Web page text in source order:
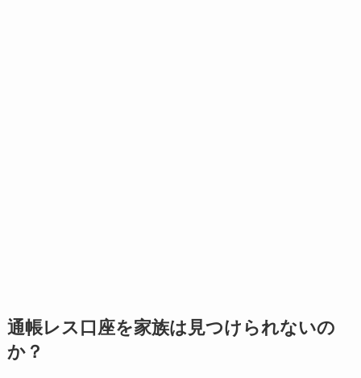
通帳レス口座を家族は見つけられないの
か？